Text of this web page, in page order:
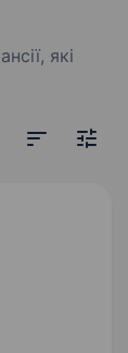
які